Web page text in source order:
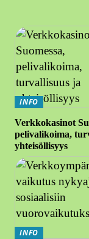
INFO
Verkkokasinot
pelivalikoima,
yhteisöllisyys
INFO